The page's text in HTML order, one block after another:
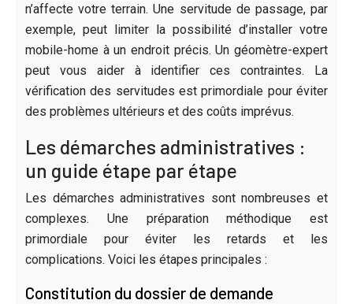
n’affecte votre terrain. Une servitude de passage, par
exemple, peut limiter la possibilité d’installer votre
mobile-home à un endroit précis. Un géomètre-expert
peut vous aider à identifier ces contraintes. La
vérification des servitudes est primordiale pour éviter
des problèmes ultérieurs et des coûts imprévus.
Les démarches administratives :
un guide étape par étape
Les démarches administratives sont nombreuses et
complexes. Une préparation méthodique est
primordiale pour éviter les retards et les
complications. Voici les étapes principales :
Constitution du dossier de demande